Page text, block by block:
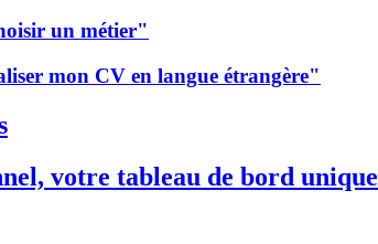
un métier"
mon CV en langue étrangère"
votre tableau de bord unique